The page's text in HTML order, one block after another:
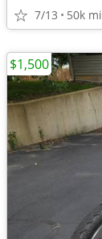
7/13 50k mi
$1,500